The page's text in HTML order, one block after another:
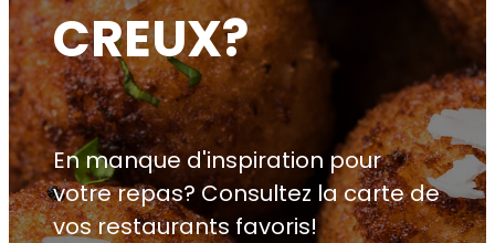
CREUX?
En manque d'inspiration pour
votre repas? Consultez la carte de
vos restaurants favoris!